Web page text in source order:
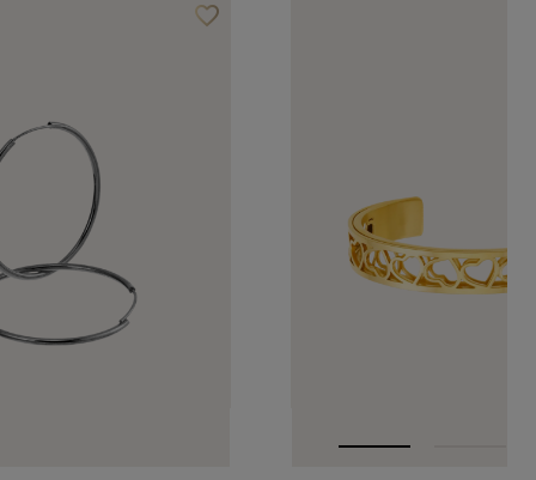
favorite_borderAjouter à vos favoris